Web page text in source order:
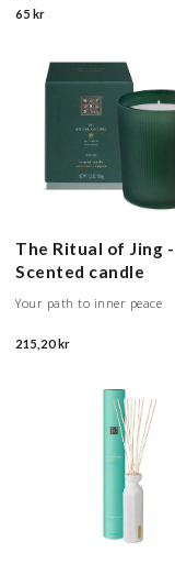
65 kr
The Ritual of Jing -
Scented candle
Your path to inner peace
215,20 kr